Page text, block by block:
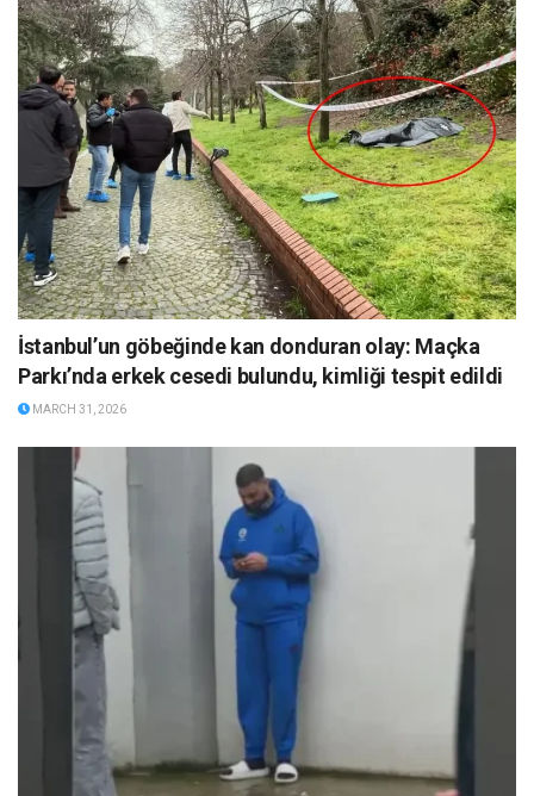
İstanbul’un göbeğinde kan donduran olay: Maçka
Parkı’nda erkek cesedi bulundu, kimliği tespit edildi
MARCH 31, 2026